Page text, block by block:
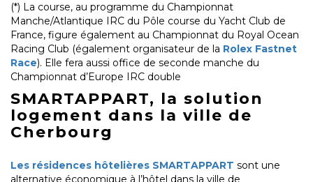
(*) La course, au programme du Championnat
Manche/Atlantique IRC du Pôle course du Yacht Club de
France, figure également au Championnat du Royal Ocean
Racing Club (également organisateur de la Rolex Fastnet
Race). Elle fera aussi office de seconde manche du
Championnat d’Europe IRC double
SMARTAPPART, la solution
logement dans la ville de
Cherbourg
Les résidences hôtelières SMARTAPPART sont une
alternative économique à l’hôtel dans la ville de